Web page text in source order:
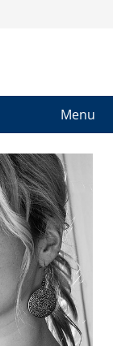
Menu